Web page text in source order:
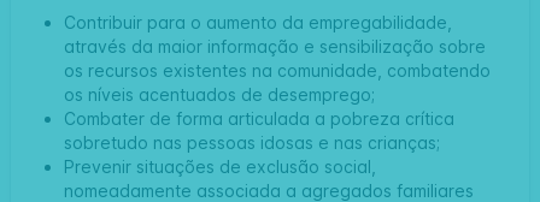
Contribuir para o aumento da empregabilidade,
através da maior informação e sensibilização sobre
os recursos existentes na comunidade, combatendo
os níveis acentuados de desemprego;
Combater de forma articulada a pobreza crítica
sobretudo nas pessoas idosas e nas crianças;
Prevenir situações de exclusão social,
nomeadamente associada a agregados familiares